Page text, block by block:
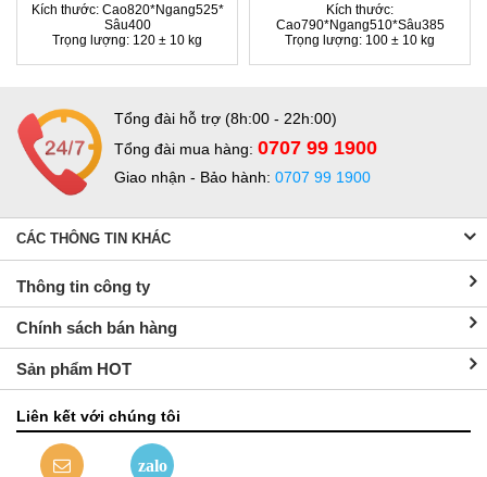
Kích thước: Cao820*Ngang525*
Sâu400
Trọng lượng: 120 ± 10 kg
Kích thước:
Cao790*Ngang510*Sâu385
Trọng lượng: 100 ± 10 kg
Tổng đài hỗ trợ (8h:00 - 22h:00)
Tổng đài mua hàng: 0707 99 1900
Giao nhận - Bảo hành: 0707 99 1900
CÁC THÔNG TIN KHÁC
Thông tin công ty
Chính sách bán hàng
Sản phẩm HOT
Liên kết với chúng tôi
zalo